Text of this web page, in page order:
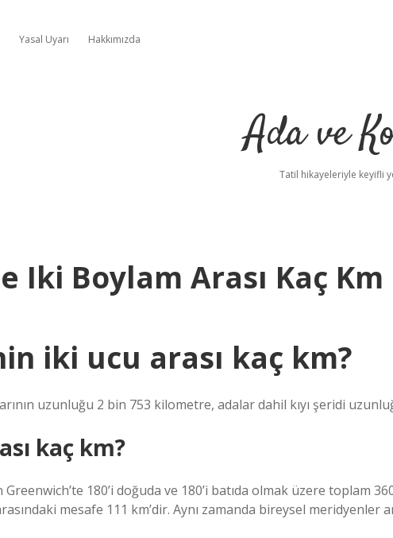
Yasal Uyarı Hakkımızda
Ada ve
Tatil hikayeleriyle keyifli
Iki Boylam Arası Kaç Km
iki ucu arası kaç km?
uzunluğu 2 bin 753 kilometre, adalar dahil kıyı şeridi
kaç km?
Greenwich’te 180’i doğuda ve 180’i batıda olmak üzere toplam
mesafe 111 km’dir. Aynı zamanda bireysel meridyenler